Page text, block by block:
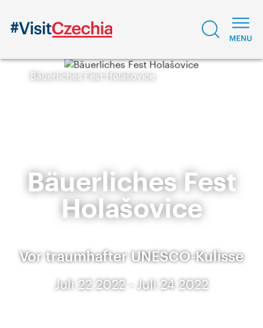
Bäuerliches Fest Holašovice
Bäuerliches Fest
Holašovice
Vor traumhafter UNESCO-Kulisse
Juli 22 2022 - Juli 24 2022